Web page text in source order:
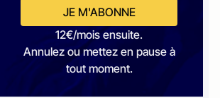
JE M'ABONNE
12€/mois ensuite.
Annulez ou mettez en pause à
tout moment.